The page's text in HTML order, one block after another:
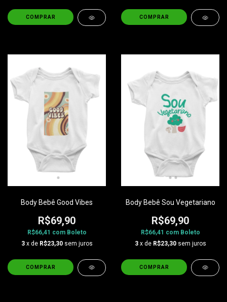
COMPRAR COMPRAR
Body Bebê Good Vibes
R$69,90
R$66,41 com Boleto
3 x de R$23,30 sem juros
COMPRAR
Body Bebê Sou Vegetariano
R$69,90
R$66,41 com Boleto
3 x de R$23,30 sem juros
COMPRAR